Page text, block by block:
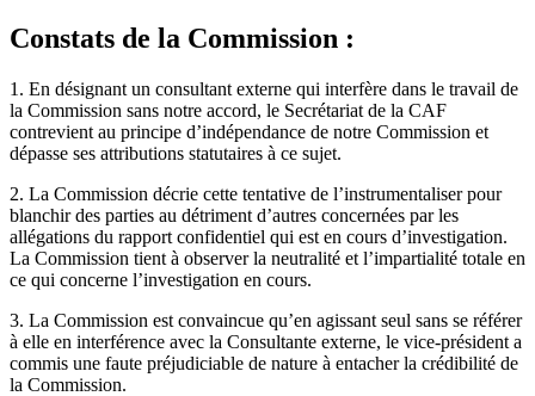
Constats de la Commission :
1. En désignant un consultant externe qui interfère dans le travail de
la Commission sans notre accord, le Secrétariat de la CAF
contrevient au principe d’indépendance de notre Commission et
dépasse ses attributions statutaires à ce sujet.
2. La Commission décrie cette tentative de l’instrumentaliser pour
blanchir des parties au détriment d’autres concernées par les
allégations du rapport confidentiel qui est en cours d’investigation.
La Commission tient à observer la neutralité et l’impartialité totale en
ce qui concerne l’investigation en cours.
3. La Commission est convaincue qu’en agissant seul sans se référer
à elle en interférence avec la Consultante externe, le vice-président a
commis une faute préjudiciable de nature à entacher la crédibilité de
la Commission.